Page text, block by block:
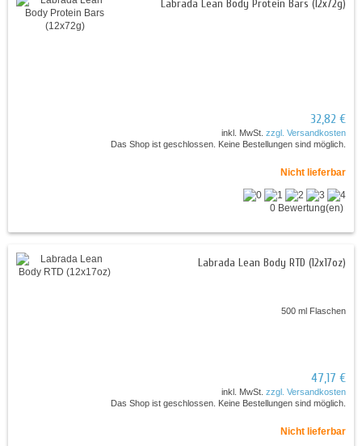
Labrada Lean Body Protein Bars (12x72g)
32,82 €
inkl. MwSt. zzgl. Versandkosten
Das Shop ist geschlossen. Keine Bestellungen sind möglich.
Nicht lieferbar
0 Bewertung(en)
Labrada Lean Body RTD (12x17oz)
500 ml Flaschen
47,17 €
inkl. MwSt. zzgl. Versandkosten
Das Shop ist geschlossen. Keine Bestellungen sind möglich.
Nicht lieferbar